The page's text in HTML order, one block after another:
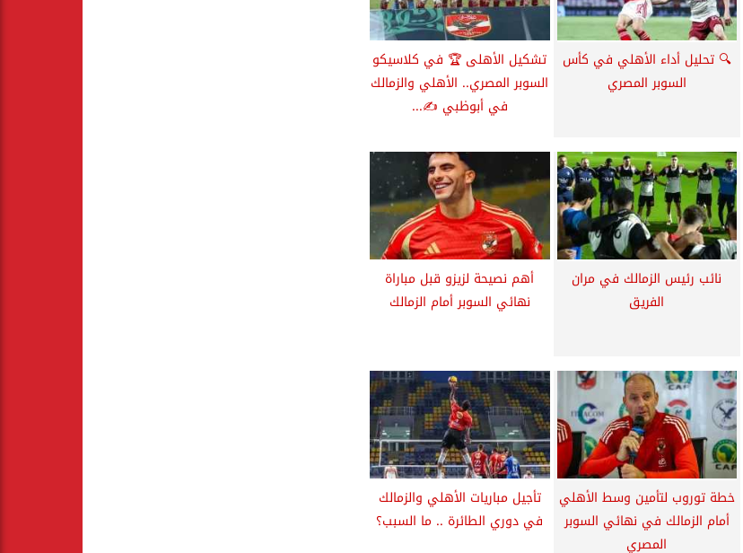
🔍 تحليل أداء الأهلي في كأس
السوبر المصري
تشكيل الأهلى 🏆 في كلاسيكو
السوبر المصري.. الأهلي والزمالك
في أبوظبي ✍️...
نائب رئيس الزمالك في مران
الفريق
أهم نصيحة لزيزو قبل مباراة
نهائي السوبر أمام الزمالك
خطة توروب لتأمين وسط الأهلي
أمام الزمالك في نهائي السوبر
المصري
تأجيل مباريات الأهلي والزمالك
في دوري الطائرة .. ما السبب؟